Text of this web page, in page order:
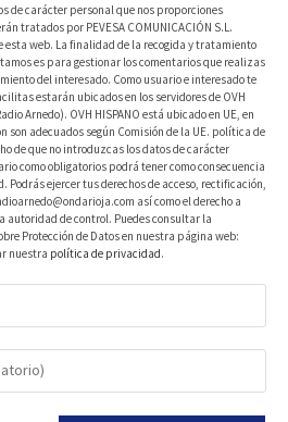
de carácter personal que nos proporciones
tratados por PEVESA COMUNICACIÓN S.L.
esta web. La finalidad de la recogida y tratamiento
es para gestionar los comentarios que realizas
del interesado. Como usuario e interesado te
estarán ubicados en los servidores de OVH
Arnedo). OVH HISPANO está ubicado en UE, en
son adecuados según Comisión de la UE. política de
de que no introduzcas los datos de carácter
como obligatorios podrá tener como consecuencia
ejercer tus derechos de acceso, rectificación,
así como el derecho a
autoridad de control. Puedes consultar la
Protección de Datos en nuestra página web:
nuestra política de privacidad.